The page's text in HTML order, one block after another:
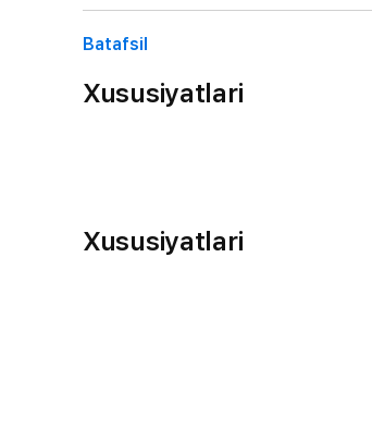
Batafsil
Xususiyatlari
Xususiyatlari